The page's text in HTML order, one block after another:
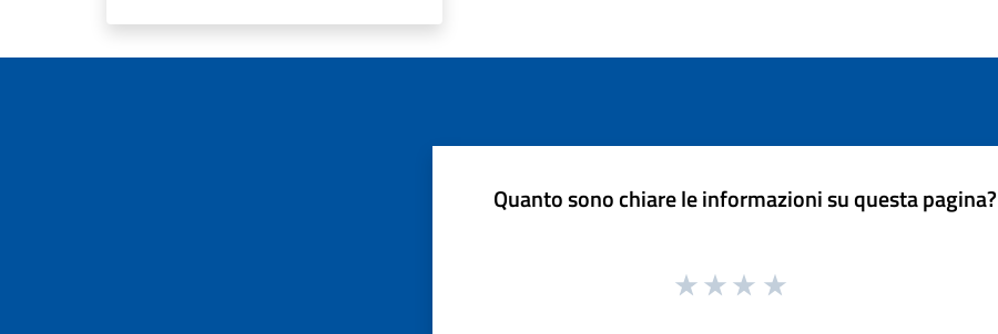
Quanto sono chiare le informazioni su questa pagina?